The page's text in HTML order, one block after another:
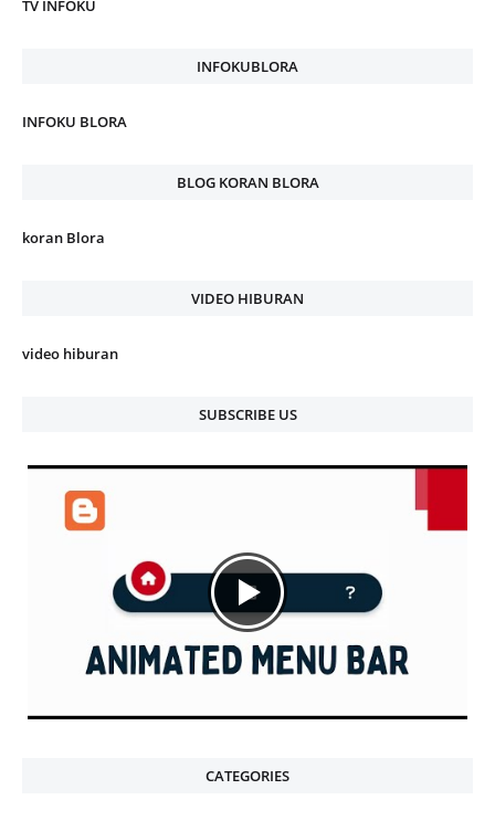
TV INFOKU
INFOKUBLORA
INFOKU BLORA
BLOG KORAN BLORA
koran Blora
VIDEO HIBURAN
video hiburan
SUBSCRIBE US
CATEGORIES